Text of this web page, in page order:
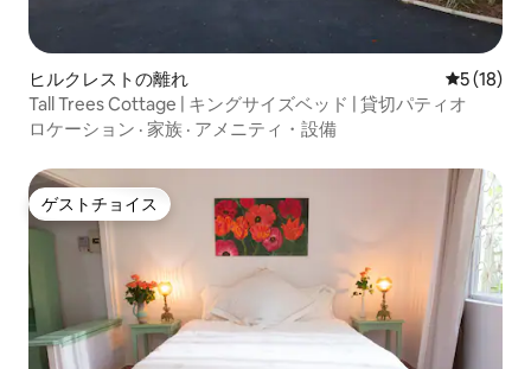
ヒルクレストの離れ レビュー
5 (18)
Tall Trees Cottage | キングサイズベッド | 貸切パティオ
ロケーション · 家族 · アメニティ・設備
ゲストチョイス
ゲストチョイス